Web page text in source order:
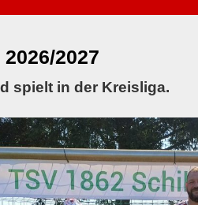
2027
spielt in der Kreisliga.